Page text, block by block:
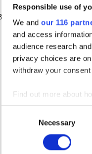
Responsible use of
We and our 116
and access
audience research
privacy choices are
withdraw your
Find out more about
We use cookies to
information about
other information that
Necessary
den essentiella